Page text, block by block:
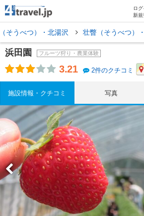
ロ
新規
そうべつ）・北湯沢 壮瞥（そうべつ）
浜田園 フルーツ狩り・農業体験
3.21 2件のクチコミ
施設情報・クチコミ 写真